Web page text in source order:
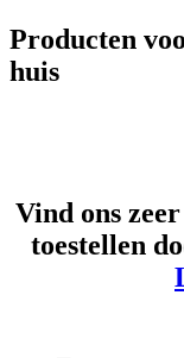
Producten
huis
Vind ons
toestellen